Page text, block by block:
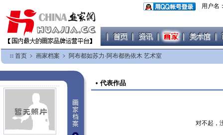
用户名
首页 ﹥ 画家档案 ﹥ 阿布都如苏力·阿布都热依木 艺术室
• 代表作品
对不起，